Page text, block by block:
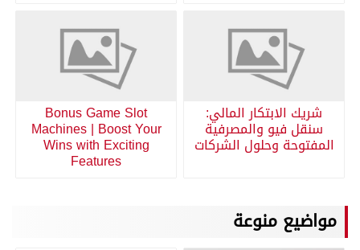
شريك الابتكار المالي:
سنقل فيو والمصرفية
المفتوحة وحلول الشركات
Bonus Game Slot
Machines | Boost Your
Wins with Exciting
Features
مواضيع منوعة